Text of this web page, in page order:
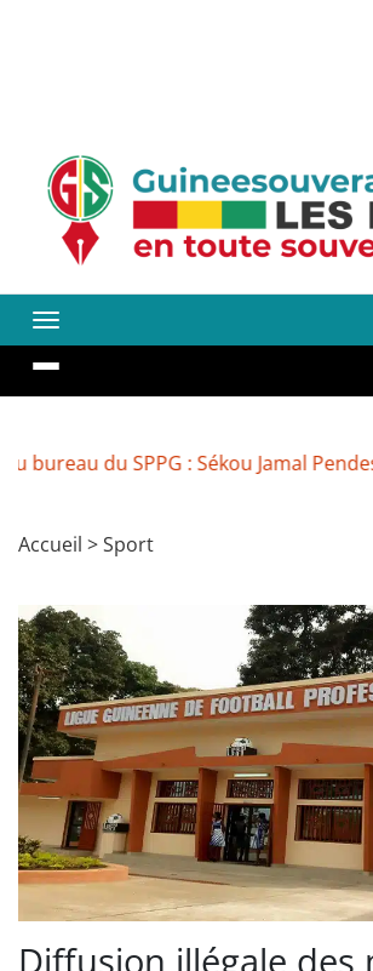
du SPPG : Sékou Jamal Pendessa
Accueil >Sport
Diffusion illégale des